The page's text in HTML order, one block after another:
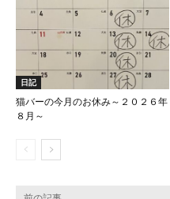
日記
猫バーの今月のお休み～２０２６年
８月～